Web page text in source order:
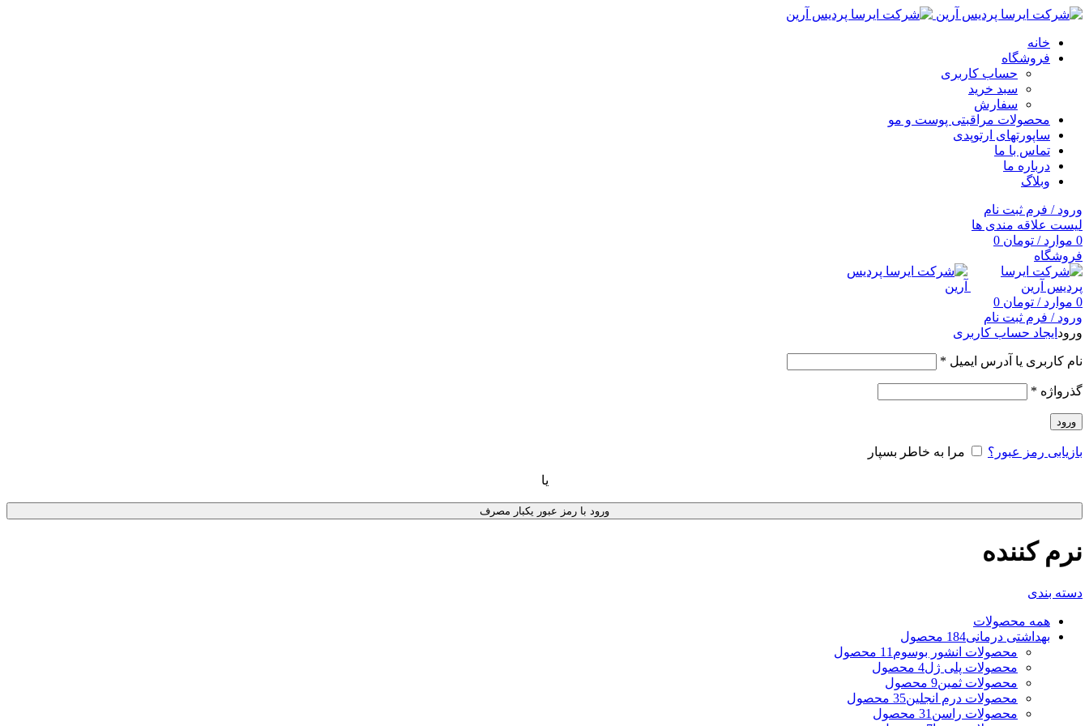
خانه
فروشگاه
حساب کاربری
سبد خرید
سفارش
محصولات مراقبتی پوست و مو
ساپورتهای ارتوپدی
تماس با ما
درباره ما
وبلاگ
ورود / فرم ثبت نام
لیست علاقه مندی ها
0 موارد / تومان
فروشگاه
0 موارد / تومان
ورود / فرم ثبت نام
ورود ایجاد حساب کاربری
نام کاربری یا آدرس ایمیل *
گذرواژه *
ورود
بازیابی رمز عبور؟ مرا به خاطر بسپار
یا
ورود با رمز عبور یکبار مصرف
نرم کننده
دسته بندی
همه محصولات
بهداشتی درمانی184 محصول
محصولات انشور بوسوم 11 محصول
محصولات پلی ژل4 محصول
محصولات ثمین9 محصول
محصولات درم انجلین35 محصول
محصولات راسن 31 محصول